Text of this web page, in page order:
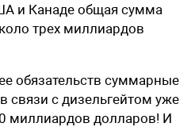
и Канаде общая сумма
трех миллиардов
обязательств суммарные
связи с дизельгейтом уже
миллиардов долларов! И